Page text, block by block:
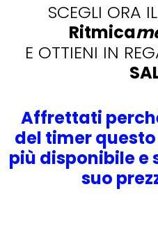
SCEGLI ORA
Ritmica
E OTTIENI IN
Affrettati
del timer questo
più disponibile e
suo